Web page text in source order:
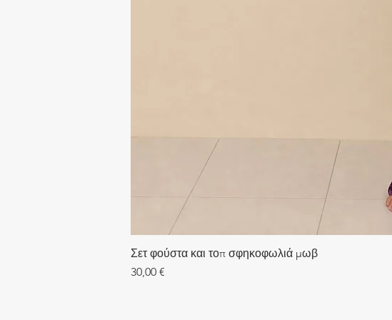
Σετ φούστα και τοπ σφηκοφωλιά μωβ
Τιμή
30,00 €